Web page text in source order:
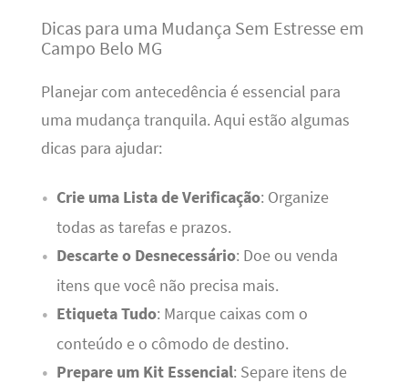
Dicas para uma Mudança Sem Estresse em
Campo Belo MG
Planejar com antecedência é essencial para
uma mudança tranquila. Aqui estão algumas
dicas para ajudar:
Crie uma Lista de Verificação: Organize
todas as tarefas e prazos.
Descarte o Desnecessário: Doe ou venda
itens que você não precisa mais.
Etiqueta Tudo: Marque caixas com o
conteúdo e o cômodo de destino.
Prepare um Kit Essencial: Separe itens de